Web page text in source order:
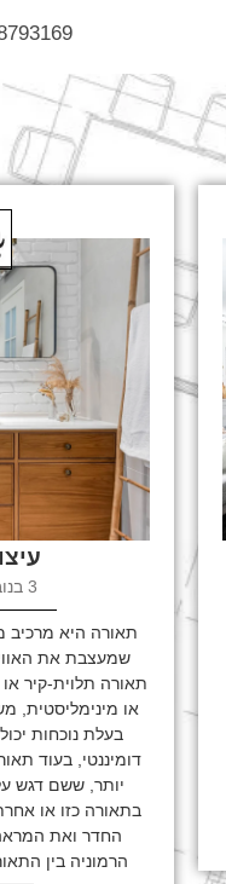
3 בנובמבר 2024 | pnim
תאורה היא מרכיב
שמעצבת את
תאורה תלוית-קיר
או מינימליסטית,
בעלת נוכחות
דומיננטי, בעוד
יותר, ששם דגש
בתאורה כזו או
החדר ואת
הרמוניה בין